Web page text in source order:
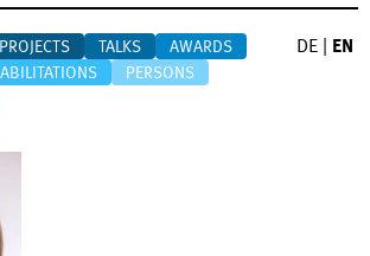
PROJECTS TALKS
AWARDS
PERSONS
DE EN